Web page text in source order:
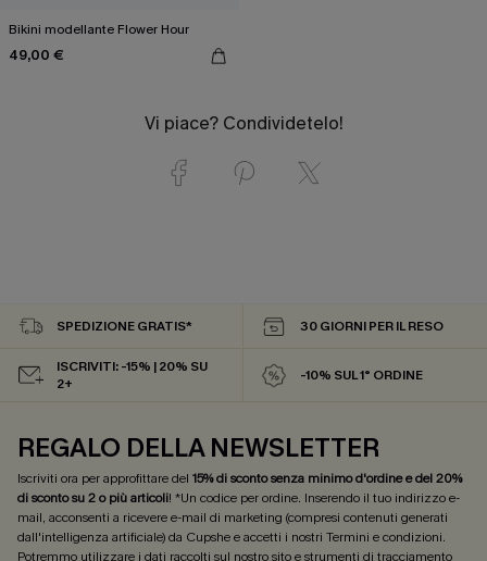
Bikini modellante Flower Hour
49,00 €
Vi piace? Condividetelo!
SPEDIZIONE GRATIS* 30 GIORNI PER IL RESO
ISCRIVITI: -15% | 20% SU
2+
-10% SUL 1° ORDINE
REGALO DELLA NEWSLETTER
Iscriviti ora per approfittare del 15% di sconto senza minimo d'ordine e del 20%
di sconto su 2 o più articoli! *Un codice per ordine. Inserendo il tuo indirizzo e-
mail, acconsenti a ricevere e-mail di marketing (compresi contenuti generati
dall'intelligenza artificiale) da Cupshe e accetti i nostri Termini e condizioni.
Potremmo utilizzare i dati raccolti sul nostro sito e strumenti di tracciamento